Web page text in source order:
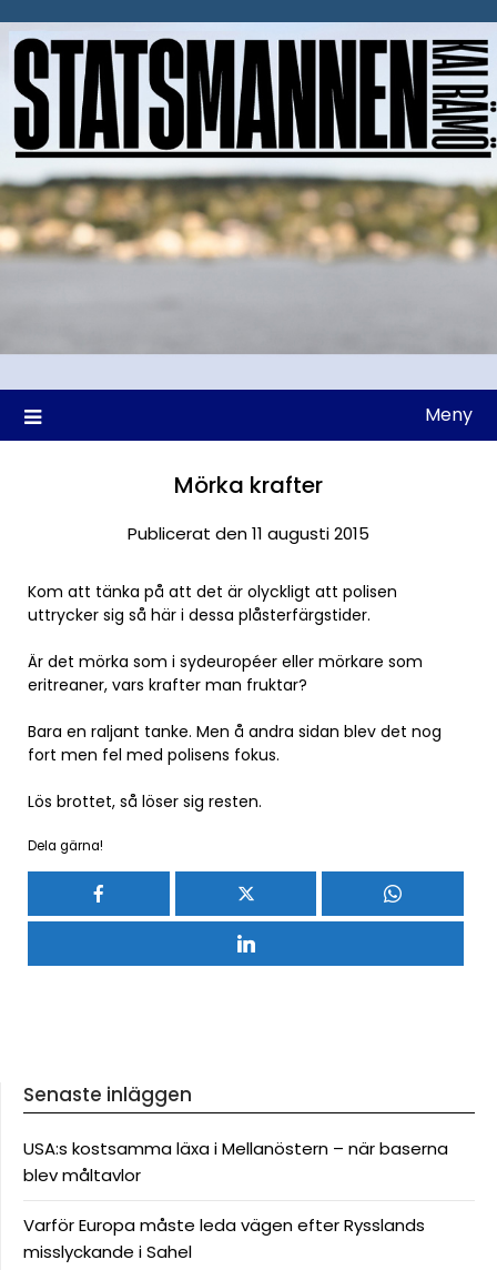
till
Meny
Mörka krafter
Publicerat den 11 augusti 2015
Kom att tänka på att det är olyckligt att polisen
uttrycker sig så här i dessa plåsterfärgstider.
Är det mörka som i sydeuropéer eller mörkare som
eritreaner, vars krafter man fruktar?
Bara en raljant tanke. Men å andra sidan blev det nog
fort men fel med polisens fokus.
Lös brottet, så löser sig resten.
Dela gärna!
Senaste inläggen
USA:s kostsamma läxa i Mellanöstern – när baserna
blev måltavlor
Varför Europa måste leda vägen efter Rysslands
misslyckande i Sahel